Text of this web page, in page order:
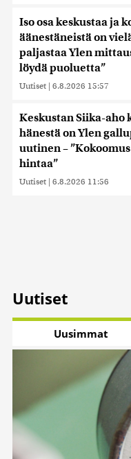
Iso osa keskustaa ja
äänestäneistä on
paljastaa Ylen
löydä puoluetta”
Uutiset | 6.8.2026 15:57
Keskustan Siika-aho
hänestä on Ylen
uutinen –
hintaa”
Uutiset | 6.8.2026 11:56
Uutiset
Uusimmat